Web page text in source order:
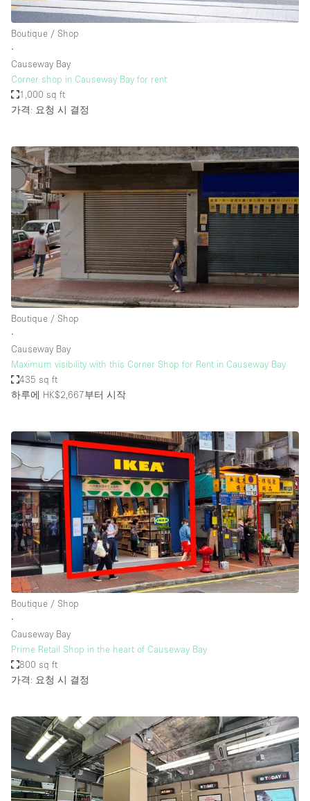
Boutique / Shop
∙
Causeway Bay
Corner shop in Causeway Bay for rent
1,000 sq ft
가격: 요청 시 결정
Boutique / Shop
∙
Causeway Bay
Maximum visibility with this Corner Shop for Rent in Causeway Bay
435 sq ft
하루에 HK$2,667부터 시작
Boutique / Shop
∙
Causeway Bay
Prime Retail Shop in the heart of Causeway Bay
800 sq ft
가격: 요청 시 결정